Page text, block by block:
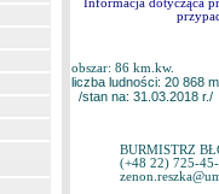
obszar: 86 km.kw.
liczba ludności: 20 868
/stan na: 31.03.2018 r./
BURMISTRZ
(+48 22) 725-